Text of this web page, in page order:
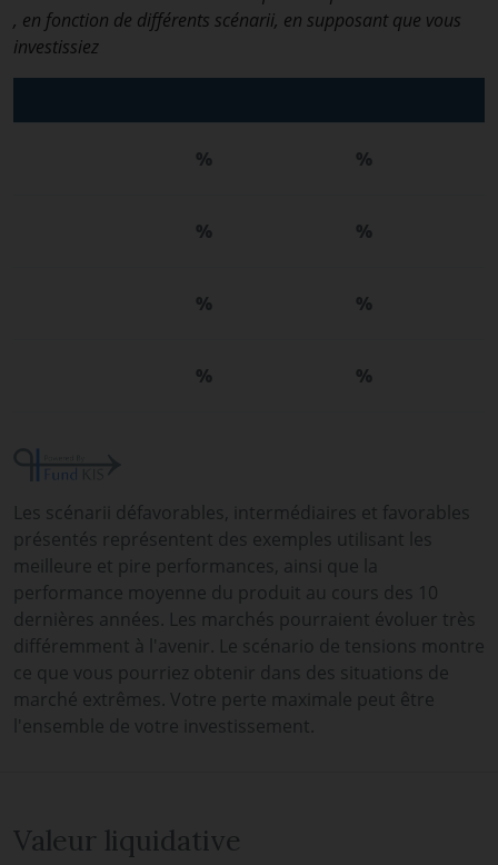
, en fonction de différents scénarii, en supposant que vous
investissiez
% %
% %
% %
% %
Les scénarii défavorables, intermédiaires et favorables
présentés représentent des exemples utilisant les
meilleure et pire performances, ainsi que la
performance moyenne du produit au cours des 10
dernières années. Les marchés pourraient évoluer très
différemment à l'avenir. Le scénario de tensions montre
ce que vous pourriez obtenir dans des situations de
marché extrêmes. Votre perte maximale peut être
l'ensemble de votre investissement.
Valeur liquidative